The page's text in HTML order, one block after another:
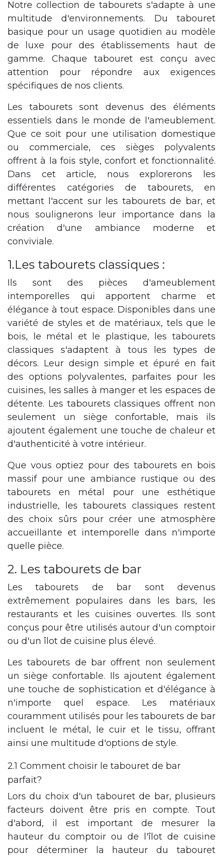
Notre collection de tabourets s'adapte à une
multitude d'environnements. Du tabouret
basique pour un usage quotidien au modèle
de luxe pour des établissements haut de
gamme. Chaque tabouret est conçu avec
attention pour répondre aux exigences
spécifiques de nos clients.
Les tabourets sont devenus des éléments
essentiels dans le monde de l'ameublement.
Que ce soit pour une utilisation domestique
ou commerciale, ces sièges polyvalents
offrent à la fois style, confort et fonctionnalité.
Dans cet article, nous explorerons les
différentes catégories de tabourets, en
mettant l'accent sur les tabourets de bar, et
nous soulignerons leur importance dans la
création d'une ambiance moderne et
conviviale.
1.Les tabourets classiques :
Ils sont des pièces d'ameublement
intemporelles qui apportent charme et
élégance à tout espace. Disponibles dans une
variété de styles et de matériaux, tels que le
bois, le métal et le plastique, les tabourets
classiques s'adaptent à tous les types de
décors. Leur design simple et épuré en fait
des options polyvalentes, parfaites pour les
cuisines, les salles à manger et les espaces de
détente. Les tabourets classiques offrent non
seulement un siège confortable, mais ils
ajoutent également une touche de chaleur et
d'authenticité à votre intérieur.
Que vous optiez pour des tabourets en bois
massif pour une ambiance rustique ou des
tabourets en métal pour une esthétique
industrielle, les tabourets classiques restent
des choix sûrs pour créer une atmosphère
accueillante et intemporelle dans n'importe
quelle pièce.
2. Les tabourets de bar
Les tabourets de bar sont devenus
extrêmement populaires dans les bars, les
restaurants et les cuisines ouvertes. Ils sont
conçus pour être utilisés autour d'un comptoir
ou d'un îlot de cuisine plus élevé.
Les tabourets de bar offrent non seulement
un siège confortable. Ils ajoutent également
une touche de sophistication et d'élégance à
n'importe quel espace. Les matériaux
couramment utilisés pour les tabourets de bar
incluent le métal, le cuir et le tissu, offrant
ainsi une multitude d'options de style.
2.1 Comment choisir le tabouret de bar
parfait?
Lors du choix d'un tabouret de bar, plusieurs
facteurs doivent être pris en compte. Tout
d'abord, il est important de mesurer la
hauteur du comptoir ou de l'îlot de cuisine
pour déterminer la hauteur du tabouret